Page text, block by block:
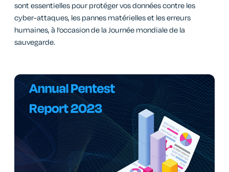
sont essentielles pour protéger vos données contre les
cyber-attaques, les pannes matérielles et les erreurs
humaines, à l’occasion de la Journée mondiale de la
sauvegarde.